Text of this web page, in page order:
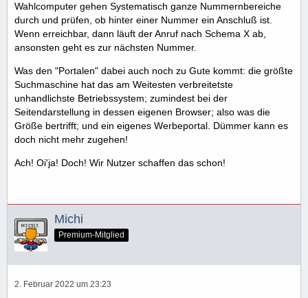
Wahlcomputer gehen Systematisch ganze Nummernbereiche
durch und prüfen, ob hinter einer Nummer ein Anschluß ist.
Wenn erreichbar, dann läuft der Anruf nach Schema X ab,
ansonsten geht es zur nächsten Nummer.
Was den "Portalen" dabei auch noch zu Gute kommt: die größte
Suchmaschine hat das am Weitesten verbreitetste
unhandlichste Betriebssystem; zumindest bei der
Seitendarstellung in dessen eigenen Browser; also was die
Größe bertrifft; und ein eigenes Werbeportal. Dümmer kann es
doch nicht mehr zugehen!
Ach! Oi'ja! Doch! Wir Nutzer schaffen das schon!
Michi
Premium-Mitglied
2. Februar 2022 um 23:23